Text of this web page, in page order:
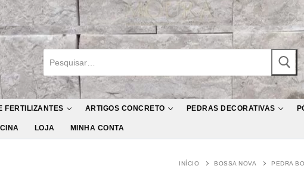
Pesquisar
por:
FERTILIZANTES ARTIGOS CONCRETO PEDRAS DECORATIVAS
LOJA MINHA CONTA
INÍCIO BOSSA NOVA PEDRA